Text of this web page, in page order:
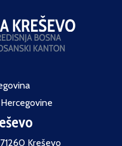
Kreševo